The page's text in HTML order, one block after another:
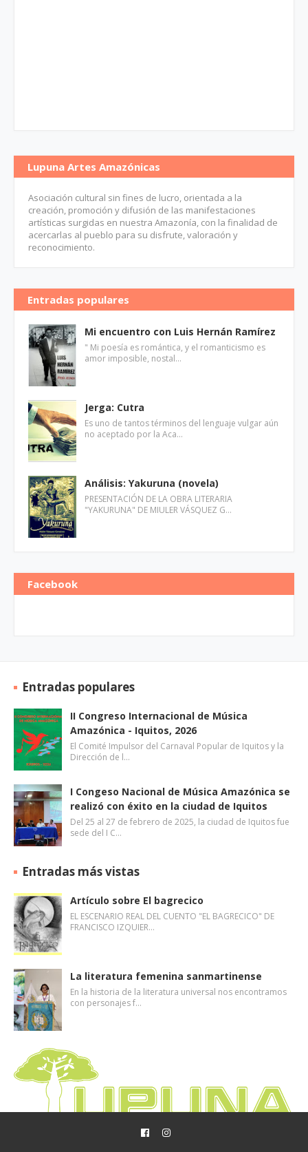
Lupuna Artes Amazónicas
Asociación cultural sin fines de lucro, orientada a la
creación, promoción y difusión de las manifestaciones
artísticas surgidas en nuestra Amazonía, con la finalidad de
acercarlas al pueblo para su disfrute, valoración y
reconocimiento.
Entradas populares
Mi encuentro con Luis Hernán Ramírez
" Mi poesía es romántica, y el romanticismo es
amor imposible, nostal…
Jerga: Cutra
Es uno de tantos términos del lenguaje vulgar aún
no aceptado por la Aca…
Análisis: Yakuruna (novela)
PRESENTACIÓN DE LA OBRA LITERARIA
"YAKURUNA" DE MIULER VÁSQUEZ G…
Facebook
Entradas populares
II Congreso Internacional de Música
Amazónica - Iquitos, 2026
El Comité Impulsor del Carnaval Popular de Iquitos y la
Dirección de l…
I Congeso Nacional de Música Amazónica se
realizó con éxito en la ciudad de Iquitos
Del 25 al 27 de febrero de 2025, la ciudad de Iquitos fue
sede del I C…
Entradas más vistas
Artículo sobre El bagrecico
EL ESCENARIO REAL DEL CUENTO "EL BAGRECICO" DE
FRANCISCO IZQUIER…
La literatura femenina sanmartinense
En la historia de la literatura universal nos encontramos
con personajes f…